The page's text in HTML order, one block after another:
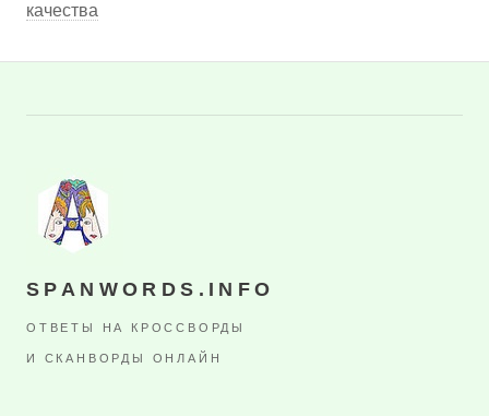
качества
SPANWORDS.INFO
ОТВЕТЫ НА КРОССВОРДЫ
И СКАНВОРДЫ ОНЛАЙН